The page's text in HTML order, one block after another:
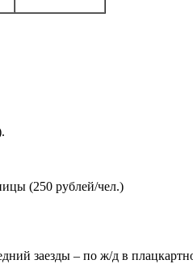
(250 рублей/чел.)
заезды – по ж/д в